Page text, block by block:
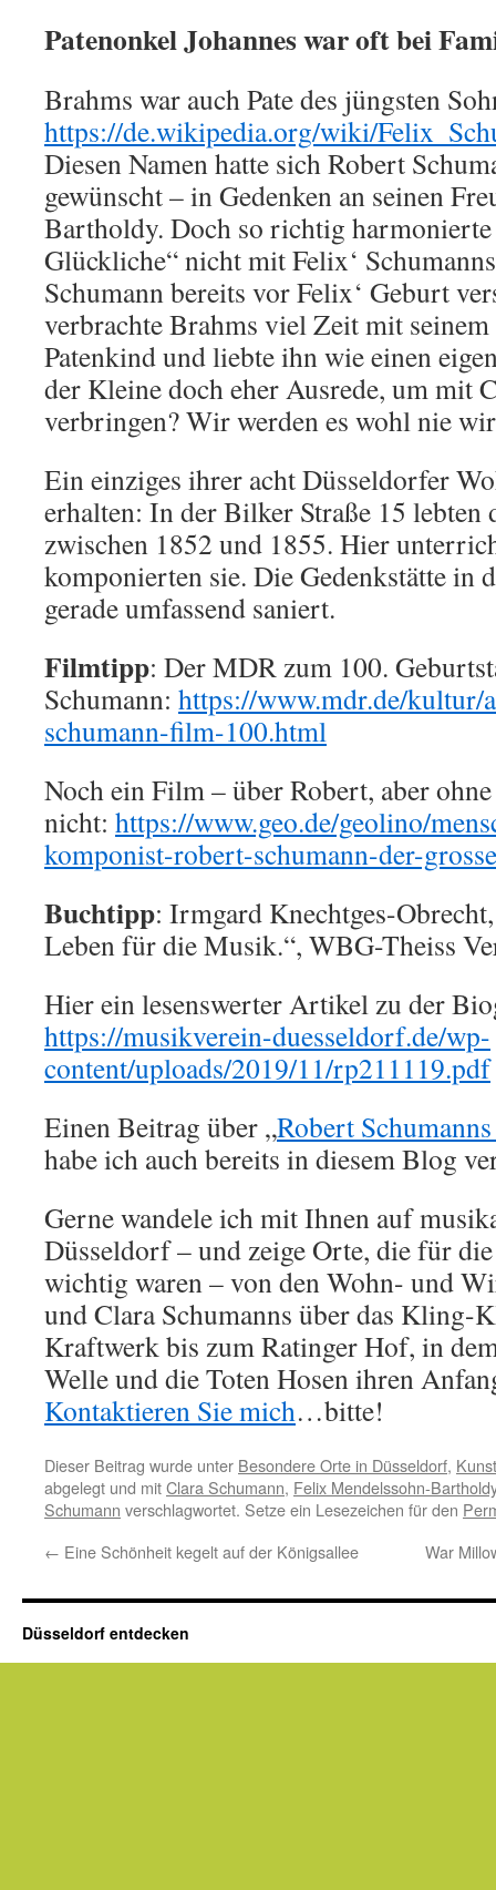
Patenonkel Johannes war oft bei
Brahms war auch Pate des jüngsten
https://de.wikipedia.org/wiki/
Diesen Namen hatte sich Robert
gewünscht – in Gedenken an seinen
Bartholdy. Doch so richtig harmonierte
Glückliche“ nicht mit Felix‘
Schumann bereits vor Felix‘ Geburt
verbrachte Brahms viel Zeit mit
Patenkind und liebte ihn wie einen
der Kleine doch eher Ausrede, um mit
verbringen? Wir werden es wohl nie
Ein einziges ihrer acht Düsseldorfer
erhalten: In der Bilker Straße 15 lebten
zwischen 1852 und 1855. Hier
komponierten sie. Die Gedenkstätte in
gerade umfassend saniert.
Filmtipp: Der MDR zum 100.
Schumann: https://www.mdr.de/kultur/
schumann-film-100.html
Noch ein Film – über Robert, aber
nicht: https://www.geo.de/geolino/
komponist-robert-schumann-der-
Buchtipp: Irmgard Knechtges-
Leben für die Musik.“, WBG-Theiss
Hier ein lesenswerter Artikel zu der
https://musikverein-duesseldorf.de/wp-
content/uploads/2019/11/rp211119.pdf
Einen Beitrag über „Robert
habe ich auch bereits in diesem Blog
Gerne wandele ich mit Ihnen auf
Düsseldorf – und zeige Orte, die für
wichtig waren – von den Wohn- und
und Clara Schumanns über das Kling-
Kraftwerk bis zum Ratinger Hof, in
Welle und die Toten Hosen ihren
Kontaktieren Sie mich…bitte!
Dieser Beitrag wurde unter Besondere Orte in Düsseldorf,
abgelegt und mitClara Schumann, Felix Mendelssohn-Bartholdy
Schumann verschlagwortet. Setze ein Lesezeichen für den
← Eine Schönheit kegelt auf der Königsallee War
Düsseldorf entdecken